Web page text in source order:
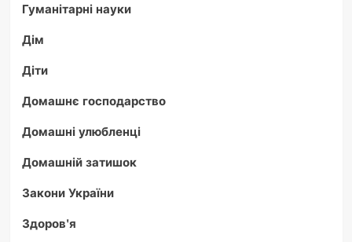
Гуманітарні науки
Дім
Діти
Домашнє господарство
Домашні улюбленці
Домашній затишок
Закони України
Здоров'я